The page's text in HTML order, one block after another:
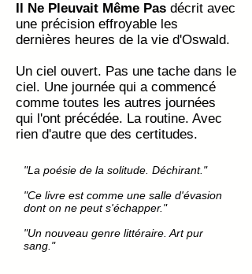
Il Ne Pleuvait Même Pas décrit avec
une précision effroyable les
dernières heures de la vie d'Oswald.
Un ciel ouvert. Pas une tache dans le
ciel. Une journée qui a commencé
comme toutes les autres journées
qui l'ont précédée. La routine. Avec
rien d'autre que des certitudes.
"La poésie de la solitude. Déchirant."
"Ce livre est comme une salle d'évasion
dont on ne peut s'échapper."
"Un nouveau genre littéraire. Art pur
sang."